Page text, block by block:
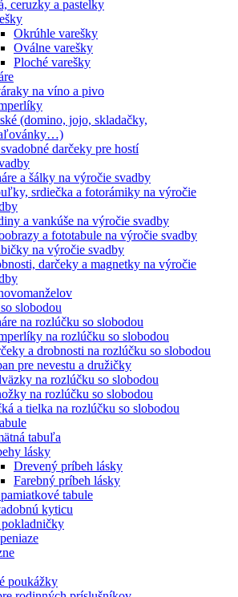
ceruzky a pastelky
Okrúhle varešky
Oválne varešky
Ploché varešky
na víno a pivo
(domino, jojo, skladačky,
darčeky pre hostí
a šálky na výročie svadby
srdiečka a fotorámiky na výročie
a vankúše na výročie svadby
a fototabule na výročie svadby
na výročie svadby
darčeky a magnetky na výročie
slobodou
na rozlúčku so slobodou
na rozlúčku so slobodou
a drobnosti na rozlúčku so slobodou
pre nevestu a družičky
na rozlúčku so slobodou
na rozlúčku so slobodou
a tielka na rozlúčku so slobodou
tabuľa
lásky
Drevený príbeh lásky
Farebný príbeh lásky
tabule
kyticu
poukážky